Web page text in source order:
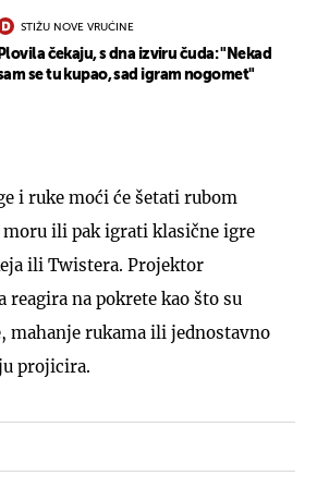
STIŽU NOVE VRUĆINE
Plovila čekaju, s dna izviru čuda: "Nekad
se tu kupao, sad igram nogomet"
i ruke moći će šetati rubom
ili pak igrati klasične igre
ili Twistera. Projektor
reagira na pokrete kao što su
mahanje rukama ili jednostavno
projicira.